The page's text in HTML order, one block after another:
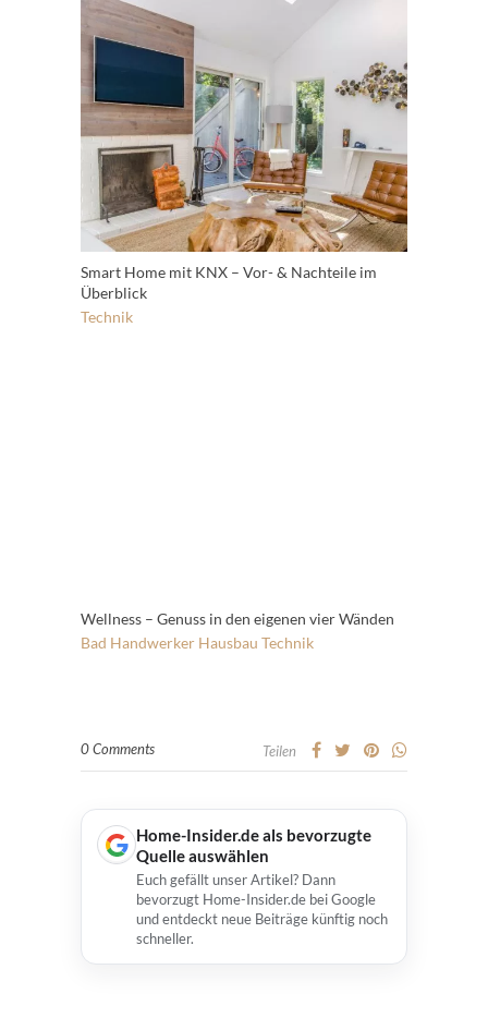
Smart Home mit KNX – Vor- & Nachteile im
Überblick
Technik
Wellness – Genuss in den eigenen vier Wänden
Bad Handwerker Hausbau Technik
0 Comments Teilen
Home-Insider.de als bevorzugte
Quelle auswählen
Euch gefällt unser Artikel? Dann
bevorzugt Home-Insider.de bei Google
und entdeckt neue Beiträge künftig noch
schneller.